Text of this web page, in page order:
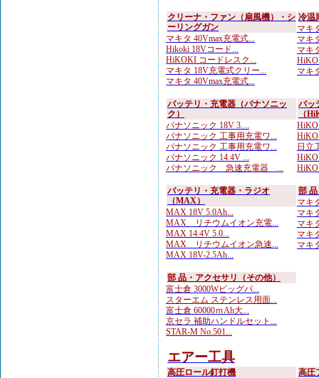
クリーナ・ファン（扇風機）・シ
ーリングガン
マキタ 40Vmax充電式...
Hikoki 18Vコード...
HiKOKI コードレスク...
マキタ 18V充電式クリー...
マキタ 40Vmax充電式...
冷温
マキ
マキ
マキ
マキ
バッテリ・充電器（パナソニッ
ク）
パナソニック 18V 3....
パナソニック 工事用充電ワ...
パナソニック 工事用充電ワ...
パナソニック 14.4V ...
パナソニック 急速充電器 ...
バッ
（
日立
バッテリ・充電器・ラジオ
（MAX）
MAX 18V 5.0Ah...
MAX リチウムイオン充電...
MAX 14.4V 5.0...
MAX リチウムイオン急速...
MAX 18V-2.5Ah...
部
マキ
マキ
マキ
マキ
マキ
部 品・アクセサリ（その他）
富士倉 3000Wビッグパ...
スターエム ステンレス用面...
富士倉 60000ｍAh大...
京セラ 補助ハンドルセット...
STAR-M No.501...
エアー工具
高圧ロール釘打機
高圧